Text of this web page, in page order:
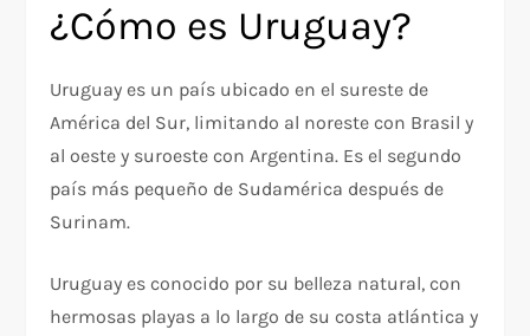
¿Cómo es Uruguay?
Uruguay es un país ubicado en el sureste de
América del Sur, limitando al noreste con Brasil y
al oeste y suroeste con Argentina. Es el segundo
país más pequeño de Sudamérica después de
Surinam.
Uruguay es conocido por su belleza natural, con
hermosas playas a lo largo de su costa atlántica y